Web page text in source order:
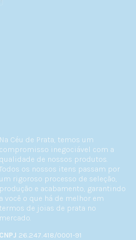
Na Céu de Prata, temos um
compromisso inegociável com a
qualidade de nossos produtos.
os nossos itens passam por
um rigoroso processo de seleção,
produção e acabamento, garantindo
a você o que há de melhor em
termos de joias de prata no
mercado.
CNPJ 26.247.418/0001-91